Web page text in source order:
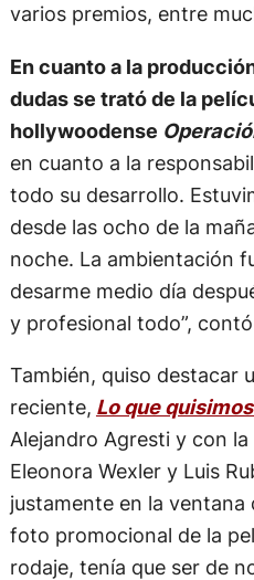
varios premios, entre
En cuanto a la
dudas se trató de la
hollywoodense
en cuanto a la
todo su desarrollo.
desde las ocho de la
noche. La ambientación
desarme medio día
y profesional todo”,
También, quiso destacar
reciente, Lo que
Alejandro Agresti y con
Eleonora Wexler y Luis
justamente en la
foto promocional de la
rodaje, tenía que ser de